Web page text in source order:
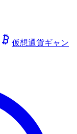
仮想通貨ギャン